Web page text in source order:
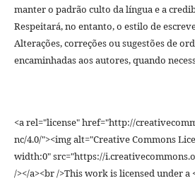
manter o padrão culto da língua e a
Respeitará, no entanto, o estilo de
Alterações, correções ou sugestões de
encaminhadas aos autores, quando
<a rel="license" href="http://
nc/4.0/"><img alt="Creative Commons
width:0" src="https://
/></a><br />This work is licensed under a